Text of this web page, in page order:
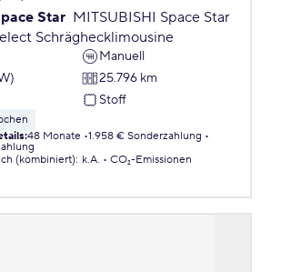
Star MITSUBISHI Space Star
Schräghecklimousine
Manuell
25.796 km
Stoff
:48 Monate 1.958 € Sonderzahlung
(kombiniert): k.A.
CO₂-Emissionen